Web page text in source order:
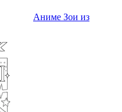
Аниме Зои из